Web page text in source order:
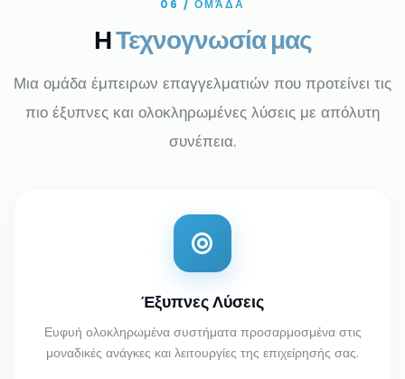
06 / ΟΜΆΔΑ
ΗΤεχνογνωσία μας
Μια ομάδα έμπειρων επαγγελματιών που προτείνει τις
πιο έξυπνες και ολοκληρωμένες λύσεις με απόλυτη
συνέπεια.
Έξυπνες Λύσεις
Ευφυή ολοκληρωμένα συστήματα προσαρμοσμένα στις
μοναδικές ανάγκες και λειτουργίες της επιχείρησής σας.